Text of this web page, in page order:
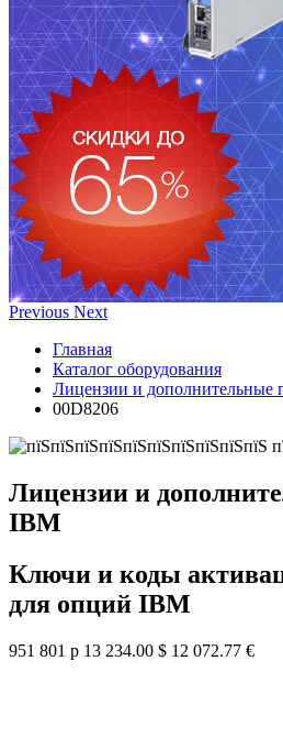
Previous Next
Главная
Каталог оборудования
Лицензии и дополнительные
00D8206
Лицензии и
IBM
Ключи и коды
для опций IBM
951 801 р 13 234.00 $ 12 072.77 €